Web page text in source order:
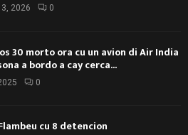
2026 0
30 morto ora cu un avion di Air India
a bordo a cay cerca...
0
cu 8 detencion